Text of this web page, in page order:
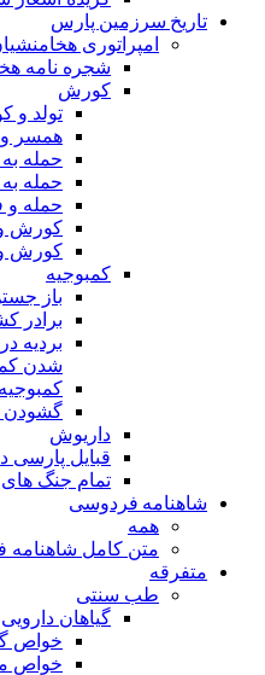
تاریخ سرزمین پارس
امپراتوری
شجره نامه
کورش
تولد و
همسر
حمله
حمله
حمله و
کورش و
کورش و
کمبوجیه
باز
برادر
بردیه
شدن
گشودن
داریوش
قبایل پارسی
تمام جنگ
شاهنامه فردوسی
همه
متن کامل شاهنامه
متفرقه
طب سنتی
گیاهان دارویی
خواص
خواص